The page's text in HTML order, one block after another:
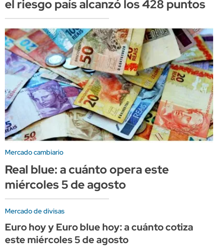
el riesgo país alcanzó los 428 puntos
Mercado cambiario
Real blue: a cuánto opera este
miércoles 5 de agosto
Mercado de divisas
Euro hoy y Euro blue hoy: a cuánto cotiza
este miércoles 5 de agosto